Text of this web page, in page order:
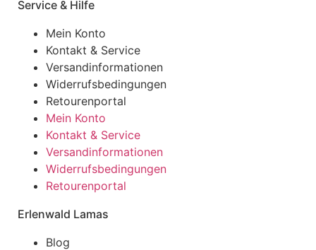
Service & Hilfe
Mein Konto
Kontakt & Service
Versandinformationen
Widerrufsbedingungen
Retourenportal
Mein Konto
Kontakt & Service
Versandinformationen
Widerrufsbedingungen
Retourenportal
Erlenwald Lamas
Blog